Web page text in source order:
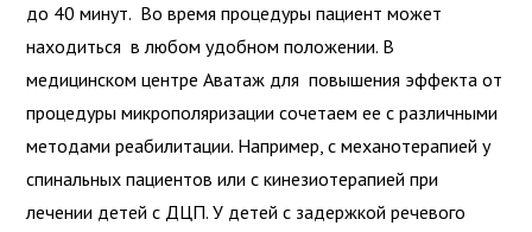
до 40 минут. Во время процедуры пациент может
находиться в любом удобном положении. В
медицинском центре Аватаж для повышения эффекта от
процедуры микрополяризации сочетаем ее с различными
методами реабилитации. Например, с механотерапией у
спинальных пациентов или с кинезиотерапией при
лечении детей с ДЦП. У детей с задержкой речевого